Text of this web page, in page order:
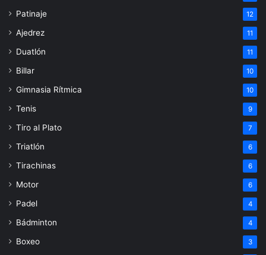
Patinaje 12
Ajedrez 11
Duatlón 11
Billar 10
Gimnasia Rítmica 10
Tenis 9
Tiro al Plato 7
Triatlón 6
Tirachinas 6
Motor 6
Padel 4
Bádminton 4
Boxeo 3